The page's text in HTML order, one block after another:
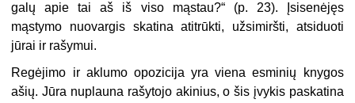
galų apie tai aš iš viso mąstau?“ (p. 23). Įsisenėjęs
mąstymo nuovargis skatina atitrūkti, užsimiršti, atsiduoti
jūrai ir rašymui.
Regėjimo ir aklumo opozicija yra viena esminių knygos
ašių. Jūra nuplauna rašytojo akinius, o šis įvykis paskatina